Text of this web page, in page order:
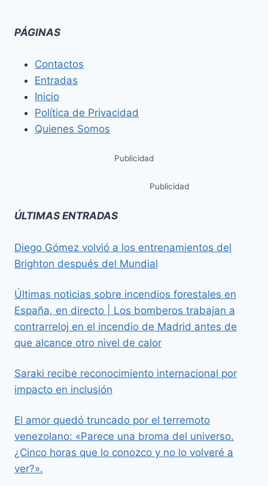
PÁGINAS
Contactos
Entradas
Inicio
Política de Privacidad
Quienes Somos
Publicidad
Publicidad
ÚLTIMAS ENTRADAS
Diego Gómez volvió a los entrenamientos del
Brighton después del Mundial
Últimas noticias sobre incendios forestales en
España, en directo | Los bomberos trabajan a
contrarreloj en el incendio de Madrid antes de
que alcance otro nivel de calor
Saraki recibe reconocimiento internacional por
impacto en inclusión
El amor quedó truncado por el terremoto
venezolano: «Parece una broma del universo.
¿Cinco horas que lo conozco y no lo volveré a
ver?».